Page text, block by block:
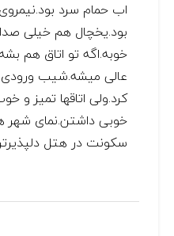
اب حمام سرد
بود.یخچال هم خیلی
خوبه.اگه تو اتاق هم
عالی میشه.شیب
کرد.ولی اتاقها تمیز و
خوبی داشتن.نمای شهر
سکونت در هتل